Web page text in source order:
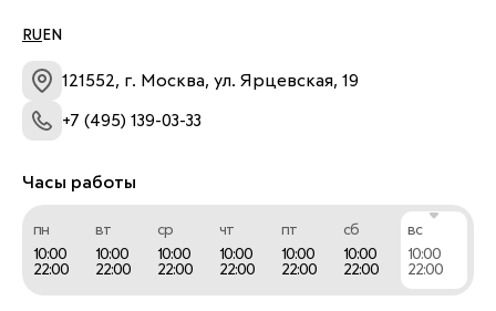
RU EN
121552, г. Москва, ул. Ярцевская, 19
+7 (495) 139-03-33
Часы работы
пн
10:00
22:00
вт
10:00
22:00
ср
10:00
22:00
чт
10:00
22:00
пт
10:00
22:00
сб
10:00
22:00
вс
10:00
22:00